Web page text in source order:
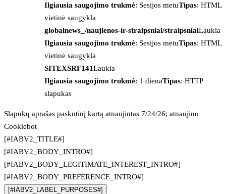
Ilgiausia saugojimo trukmė: Sesijos metuTipas: HTML
vietinė saugykla
globalnews_/naujienos-ir-straipsniai/straipsniaiLaukia
Ilgiausia saugojimo trukmė: Sesijos metuTipas: HTML
vietinė saugykla
SITEXSRF141Laukia
Ilgiausia saugojimo trukmė: 1 dienaTipas: HTTP
slapukas
Slapukų aprašas paskutinį kartą atnaujintas 7/24/26; atnaujino
Cookiebot
[#IABV2_TITLE#]
[#IABV2_BODY_INTRO#]
[#IABV2_BODY_LEGITIMATE_INTEREST_INTRO#]
[#IABV2_BODY_PREFERENCE_INTRO#]
[#IABV2_LABEL_PURPOSES#]